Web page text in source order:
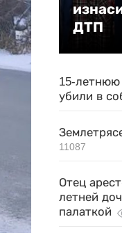
ДТП
15-летнюю
убили в
11087
Отец
летней
палаткой